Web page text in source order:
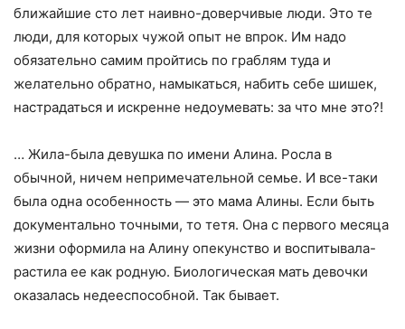
ближайшие сто лет наивно-доверчивые люди. Это те
люди, для которых чужой опыт не впрок. Им надо
обязательно самим пройтись по граблям туда и
желательно обратно, намыкаться, набить себе шишек,
настрадаться и искренне недоумевать: за что мне это?!
… Жила-была девушка по имени Алина. Росла в
обычной, ничем непримечательной семье. И все-таки
была одна особенность — это мама Алины. Если быть
документально точными, то тетя. Она с первого месяца
жизни оформила на Алину опекунство и воспитывала-
растила ее как родную. Биологическая мать девочки
оказалась недееспособной. Так бывает.